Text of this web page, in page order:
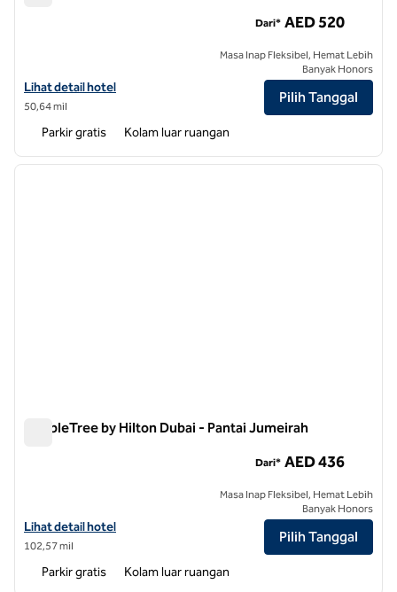
Lihat detail hotel untuk DoubleTree by Hilton Abu Dhabi Yas Island
Lihat detail hotel
50,64 mil
Dari* AED 520
Masa Inap Fleksibel, Hemat Lebih
Banyak Honors
Pilih Tanggal
Parkir gratis Kolam luar ruangan
1 dari 12
DoubleTree by Hilton Dubai - Pantai Jumeirah
Lihat detail hotel DoubleTree by Hilton Dubai - Pantai Jumeirah
Lihat detail hotel
102,57 mil
Dari* AED 436
Masa Inap Fleksibel, Hemat Lebih
Banyak Honors
Pilih Tanggal
Parkir gratis Kolam luar ruangan